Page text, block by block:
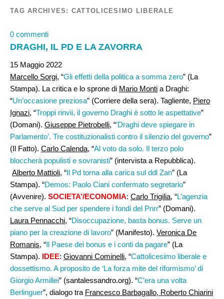
TAG ARCHIVES: CATTOLICESIMO LIBERALE
0 commenti
DRAGHI, IL PD E LA ZAVORRA
15 Maggio 2022
Marcello Sorgi, “Gli effetti della politica a somma zero” (La
Stampa). La critica e lo sprone di Mario Monti a Draghi:
“Un’occasione preziosa” (Corriere della sera). Tagliente, Piero
Ignazi, “Troppi rinvii, il governo Draghi è sotto le aspettative”
(Domani). Giuseppe Pietrobelli, “’Draghi deve spiegare in
Parlamento’. Tre costituzionalisti contro il silenzio del governo”
(Il Fatto). Carlo Calenda, “Al voto da solo. Il terzo polo
bloccherà populisti e sovranisti” (intervista a Repubblica).
Alberto Mattioli, “Il Pd torna alla carica sul ddl Zan” (La
Stampa). “Demos: Paolo Ciani confermato segretario”
(Avvenire). SOCIETA’/ECONOMIA: Carlo Trigilia, “L’agenzia
che serve al Sud per spendere i fondi del Pnrr” (Domani).
Laura Pennacchi, “Disoccupazione, basta bonus. Serve un
piano per la creazione di lavoro” (Manifesto). Veronica De
Romanis, “Il Paese dei bonus e i conti da pagare” (La
Stampa). IDEE: Giovanni Cominelli, “Cattolicesimo liberale e
dossettismo. A proposito de ‘La forza mite del riformismo’ di
Giorgio Armillei” (santalessandro.org). “C’era una volta
Berlinguer”, dialogo tra Francesco Barbagallo, Roberto Chiarini